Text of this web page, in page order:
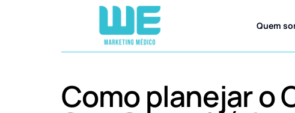
Quem
Como planejar o